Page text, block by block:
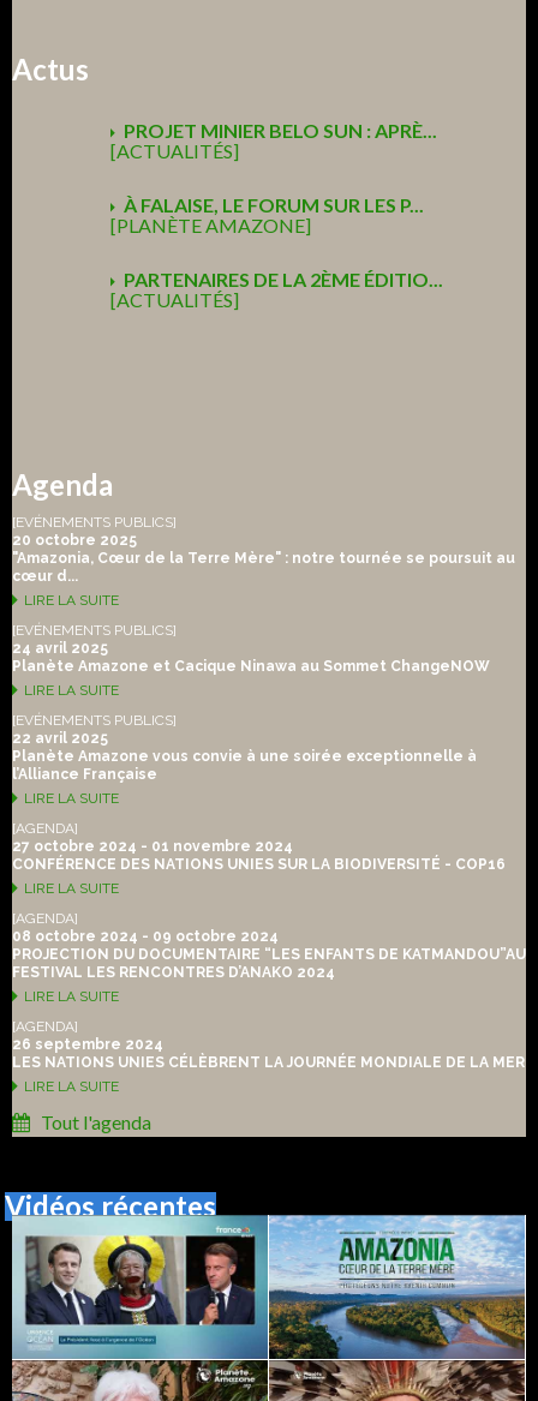
Actus
PROJET MINIER BELO SUN : APRÈ...
[ACTUALITÉS]
À FALAISE, LE FORUM SUR LES P...
[PLANÈTE AMAZONE]
PARTENAIRES DE LA 2ÈME ÉDITIO...
[ACTUALITÉS]
Agenda
[EVÉNEMENTS PUBLICS]
20 octobre 2025
"Amazonia, Cœur de la Terre Mère" : notre tournée se poursuit au
cœur d...
LIRE LA SUITE
[EVÉNEMENTS PUBLICS]
24 avril 2025
Planète Amazone et Cacique Ninawa au Sommet ChangeNOW
LIRE LA SUITE
[EVÉNEMENTS PUBLICS]
22 avril 2025
Planète Amazone vous convie à une soirée exceptionnelle à
l’Alliance Française
LIRE LA SUITE
[AGENDA]
27 octobre 2024 - 01 novembre 2024
CONFÉRENCE DES NATIONS UNIES SUR LA BIODIVERSITÉ - COP16
LIRE LA SUITE
[AGENDA]
08 octobre 2024 - 09 octobre 2024
PROJECTION DU DOCUMENTAIRE “LES ENFANTS DE KATMANDOU”AU
FESTIVAL LES RENCONTRES D’ANAKO 2024
LIRE LA SUITE
[AGENDA]
26 septembre 2024
LES NATIONS UNIES CÉLÈBRENT LA JOURNÉE MONDIALE DE LA MER
LIRE LA SUITE
Tout l'agenda
Vidéos récentes